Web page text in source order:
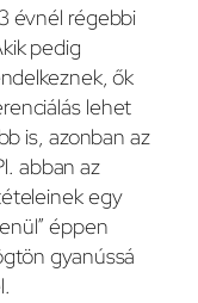
évnél régebbi
pedig
ők
lehet
is, azonban az
abban az
egy
éppen
gyanússá